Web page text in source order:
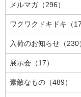
メルマガ（296）
ワクワクドキドキ（
入荷のお知らせ（230
展示会（17）
素敵なもの（489）